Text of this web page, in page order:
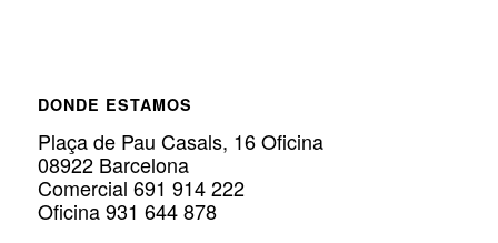
DONDE ESTAMOS
Plaça de Pau Casals, 16 Oficina
08922 Barcelona
Comercial 691 914 222
Oficina 931 644 878